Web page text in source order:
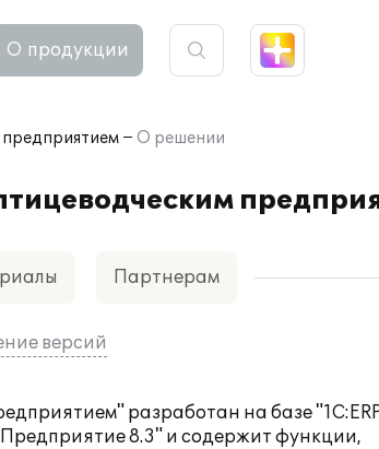
О продукции
предприятием О решении
Партнерам
версий
разработан на базе
8.3" и содержит функции,